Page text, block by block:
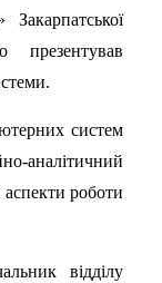
Закарпатської
презентував
систем
аналітичний
аспекти роботи
відділу